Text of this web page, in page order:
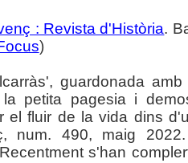
: Revista d'Història.
)
guardonada
la petita pagesia i
el fluir de la vida dins
num. 490, maig
s'han